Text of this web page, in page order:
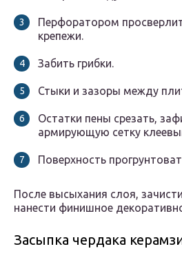
Перфоратором
крепежи.
Забить грибки.
Стыки и зазоры между
Остатки пены срезать,
армирующую сетку
Поверхность
После высыхания слоя,
нанести финишное
Засыпка чердака